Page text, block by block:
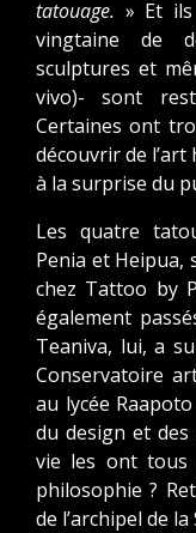
tatouage. » Et
vingtaine de
sculptures et
vivo)- sont
Certaines ont
découvrir de
à la surprise du
Les quatre
Penia et Heipua,
chez Tattoo by
également
Teaniva, lui, a
Conservatoire
au lycée
du design et des
vie les ont tous
philosophie ?
de l’archipel de la